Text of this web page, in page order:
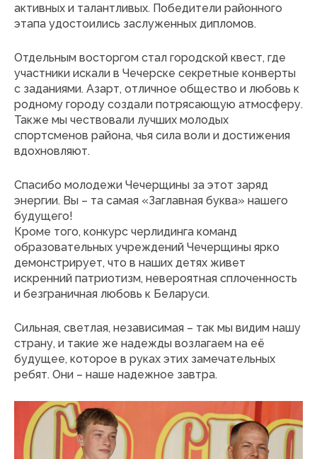
активных и талантливых. Победители районного
этапа удостоились заслуженных дипломов.
Отдельным восторгом стал городской квест, где
участники искали в Чечерске секретные конверты
с заданиями. Азарт, отличное общество и любовь к
родному городу создали потрясающую атмосферу.
Также мы чествовали лучших молодых
спортсменов района, чья сила воли и достижения
вдохновляют.
Спасибо молодежи Чечерщины за этот заряд
энергии. Вы – та самая «Заглавная буква» нашего
будущего!
Кроме того, конкурс черлидинга команд
образовательных учреждений Чечерщины ярко
демонстрирует, что в наших детях живет
искренний патриотизм, невероятная сплоченность
и безграничная любовь к Беларуси.
Сильная, светлая, независимая – так мы видим нашу
страну, и такие же надежды возлагаем на её
будущее, которое в руках этих замечательных
ребят. Они – наше надежное завтра.